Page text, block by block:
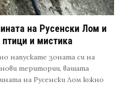
на Русенски Лом и
и мистика
напускате зоната си на
територии, вашата
на Русенски Лом южно